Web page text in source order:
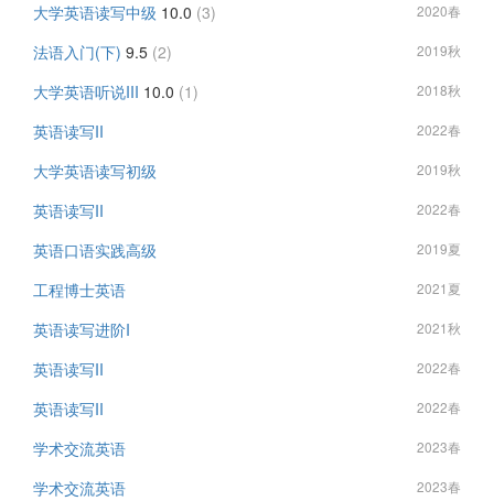
大学英语读写中级 10.0 (3) 2020春
法语入门(下) 9.5 (2) 2019秋
大学英语听说III 10.0 (1) 2018秋
英语读写II 2022春
大学英语读写初级 2019秋
英语读写II 2022春
英语口语实践高级 2019夏
工程博士英语 2021夏
英语读写进阶I 2021秋
英语读写II 2022春
英语读写II 2022春
学术交流英语 2023春
学术交流英语 2023春